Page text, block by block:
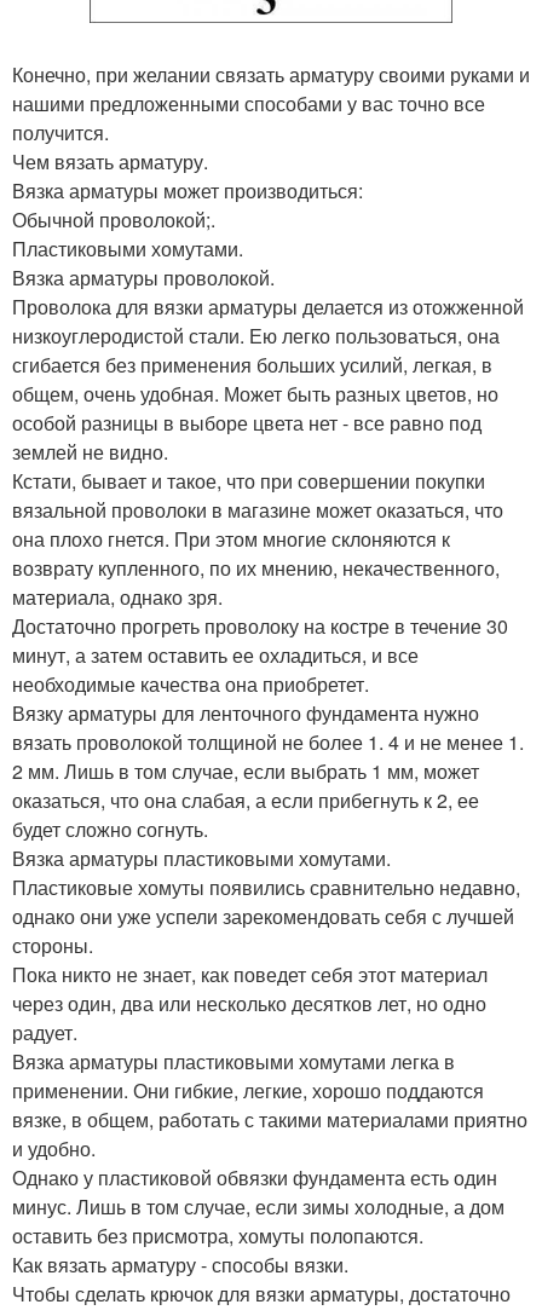
Конечно, при желании связать арматуру своими руками и
нашими предложенными способами у вас точно все
получится.
Чем вязать арматуру.
Вязка арматуры может производиться:
Обычной проволокой;.
Пластиковыми хомутами.
Вязка арматуры проволокой.
Проволока для вязки арматуры делается из отожженной
низкоуглеродистой стали. Ею легко пользоваться, она
сгибается без применения больших усилий, легкая, в
общем, очень удобная. Может быть разных цветов, но
особой разницы в выборе цвета нет - все равно под
землей не видно.
Кстати, бывает и такое, что при совершении покупки
вязальной проволоки в магазине может оказаться, что
она плохо гнется. При этом многие склоняются к
возврату купленного, по их мнению, некачественного,
материала, однако зря.
Достаточно прогреть проволоку на костре в течение 30
минут, а затем оставить ее охладиться, и все
необходимые качества она приобретет.
Вязку арматуры для ленточного фундамента нужно
вязать проволокой толщиной не более 1. 4 и не менее 1.
2 мм. Лишь в том случае, если выбрать 1 мм, может
оказаться, что она слабая, а если прибегнуть к 2, ее
будет сложно согнуть.
Вязка арматуры пластиковыми хомутами.
Пластиковые хомуты появились сравнительно недавно,
однако они уже успели зарекомендовать себя с лучшей
стороны.
Пока никто не знает, как поведет себя этот материал
через один, два или несколько десятков лет, но одно
радует.
Вязка арматуры пластиковыми хомутами легка в
применении. Они гибкие, легкие, хорошо поддаются
вязке, в общем, работать с такими материалами приятно
и удобно.
Однако у пластиковой обвязки фундамента есть один
минус. Лишь в том случае, если зимы холодные, а дом
оставить без присмотра, хомуты полопаются.
Как вязать арматуру - способы вязки.
Чтобы сделать крючок для вязки арматуры, достаточно